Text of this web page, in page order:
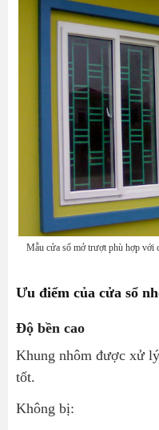
Mẫu cửa sổ mở trượt phù hợp với
Ưu điểm của cửa sổ
Độ bền cao
Khung nhôm được xử
tốt.
Không bị: